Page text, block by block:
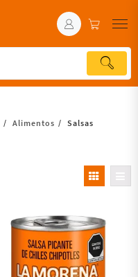
Alimentos Salsas